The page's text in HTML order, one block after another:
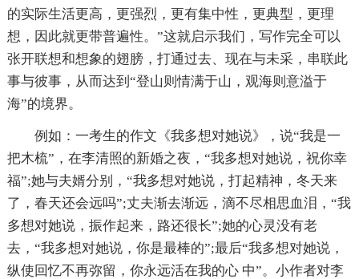
的实际生活更高，更强烈，更有集中性，更典型，更理
想，因此就更带普遍性。”这就启示我们，写作完全可以
张开联想和想象的翅膀，打通过去、现在与未采，串联此
事与彼事，从而达到“登山则情满于山，观海则意溢于
海”的境界。
例如：一考生的作文《我多想对她说》，说“我是一
把木梳”，在李清照的新婚之夜，“我多想对她说，祝你幸
福”;她与夫婿分别，“我多想对她说，打起精神，冬天来
了，春天还会远吗”;丈夫渐去渐远，滴不尽相思血泪，“我
多想对她说，振作起来，路还很长”;她的心灵没有老
去，“我多想对她说，你是最棒的”;最后“我多想对她说，
纵使回忆不再弥留，你永远活在我的心 中”。小作者对李